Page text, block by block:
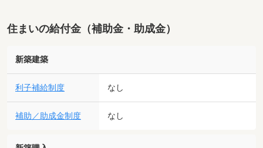
住まいの給付金（補助金・助成金）
新築建築
利子補給制度 なし
補助／助成金制度 なし